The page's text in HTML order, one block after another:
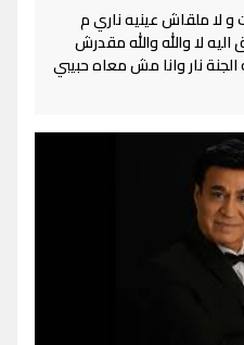
و لا ملقاش عينيه ناري م
اليه لا والله والله مقدرش
الجنة نار وانا مش معاه حبيبي